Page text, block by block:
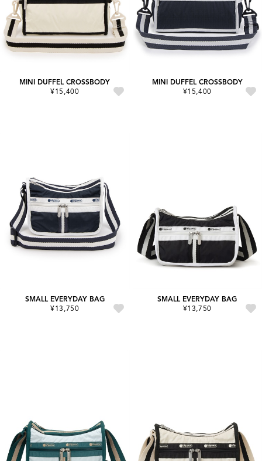
MINI DUFFEL CROSSBODY
¥15,400
MINI DUFFEL CROSSBODY
¥15,400
SMALL EVERYDAY BAG
¥13,750
SMALL EVERYDAY BAG
¥13,750